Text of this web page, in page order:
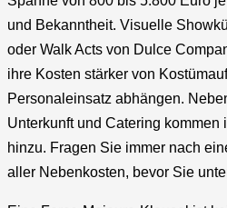
und Bekanntheit. Visuelle
oder Walk Acts von Dulce
ihre Kosten stärker von
Personaleinsatz abhängen.
Unterkunft und Catering
hinzu. Fragen Sie immer nach
aller Nebenkosten, bevor Sie